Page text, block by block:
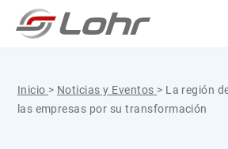
Saltar al contenido
Inicio > Noticias y Eventos > La región
las empresas por su transformación
Panel de gestión de cookies